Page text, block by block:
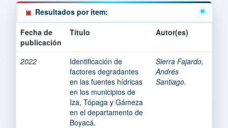
Resultados por ítem:
Fecha de
publicación
Título Autor(es)
2022
Identificación de
factores degradantes
en las fuentes hídricas
en los municipios de
Iza, Tópaga y Gámeza
en el departamento de
Boyacá.
Sierra Fajardo,
Andrés
Santiago.